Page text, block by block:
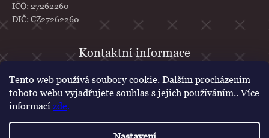
Tento web používá soubory cookie. Dalším procházením
tohoto webu vyjadřujete souhlas s jejich používáním.. Více
informací zde.
IČO: 27262260
DIČ: CZ27262260
info@lampglas.cz
+420 777 610 707
lampglascz